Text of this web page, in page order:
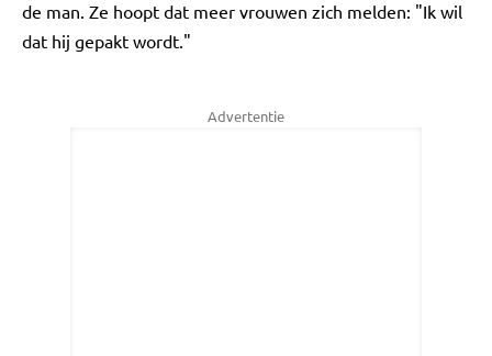
de man. Ze hoopt dat meer vrouwen zich melden: "Ik wil
dat hij gepakt wordt."
Advertentie